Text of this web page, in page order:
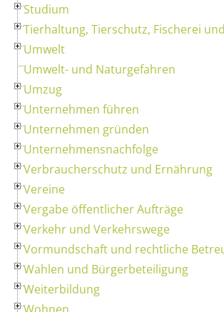
Studium
Tierhaltung, Tierschutz, Fischerei
Umwelt
Umwelt- und Naturgefahren
Umzug
Unternehmen führen
Unternehmen gründen
Unternehmensnachfolge
Verbraucherschutz und Ernährung
Vereine
Vergabe öffentlicher Aufträge
Verkehr und Verkehrswege
Vormundschaft und rechtliche
Wahlen und Bürgerbeteiligung
Weiterbildung
Wohnen